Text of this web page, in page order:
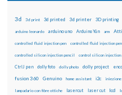
3d 3d print 3d printed 3d printer 3D printing
arduino leonardo arduino uno Arduino Yún arm
controlled fluid injection pen controlled fluid injection
controlled silicon injection pencil control silicon injection
CtrlJ pen dolly foto dolly photo dolly project
fusion 360 Genuino home assistant i2c
lampadario con fibre ottiche lasercut laser cut lcd